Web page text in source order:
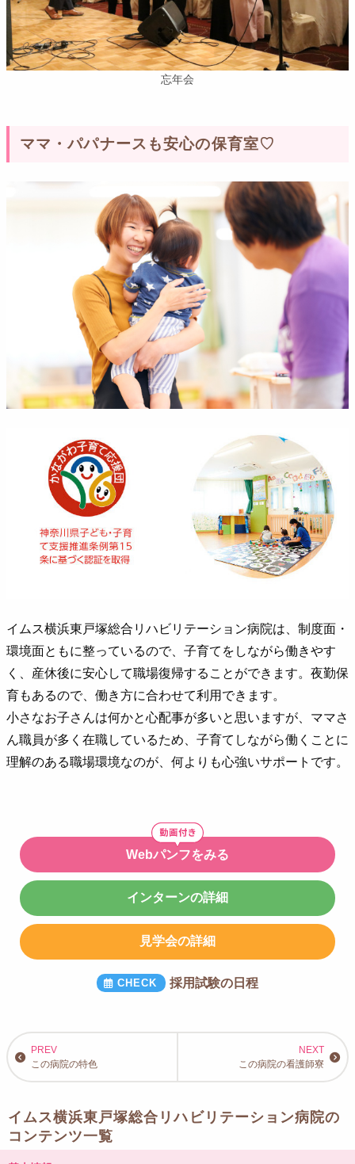
忘年会
ママ・パパナースも安心の保育室♡
イムス横浜東戸塚総合リハビリテーション病院は、制度面・
環境面ともに整っているので、子育てをしながら働きやす
く、産休後に安心して職場復帰することができます。夜勤保
育もあるので、働き方に合わせて利用できます。
小さなお子さんは何かと心配事が多いと思いますが、ママさ
ん職員が多く在職しているため、子育てしながら働くことに
理解のある職場環境なのが、何よりも心強いサポートです。
Webパンフをみる
インターンの詳細
見学会の詳細
採用試験の日程
この病院の特色 この病院の看護師寮
イムス横浜東戸塚総合リハビリテーション病院の
コンテンツ一覧